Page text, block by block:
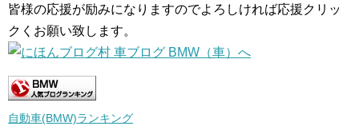
皆様の応援が励みになりますのでよろしければ応援クリッ
クくお願い致します。
自動車(BMW)ランキング